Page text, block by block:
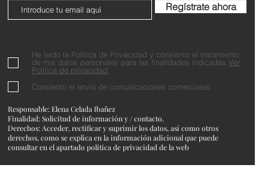
Regístrate ahora
He leído la Política de Privacidad y consiento el tratamiento
de mis datos personales para las finalidades indicadas Ver
Política de privacidad
Consiento el envío de comunicaciones comerciales
Responsable: Elena Celada Ibañez
Finalidad: Solicitud de información y / contacto.
Derechos: Acceder, rectificar y suprimir los datos, así como otros
derechos, como se explica en la información adicional que puede
consultar en el apartado política de privacidad de la web